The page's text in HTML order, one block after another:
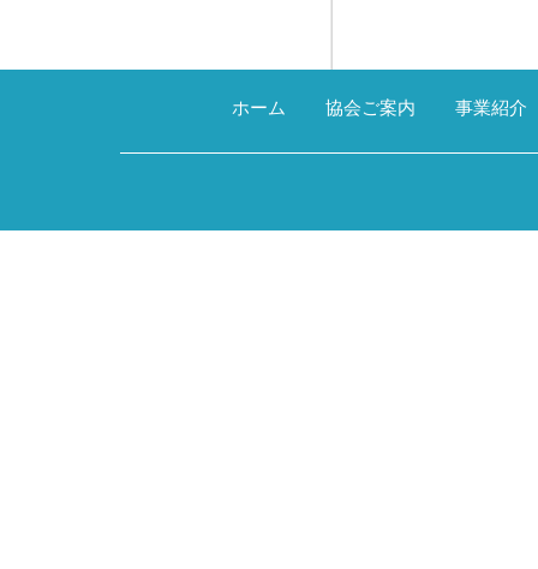
ホーム 協会ご案内 事業紹介